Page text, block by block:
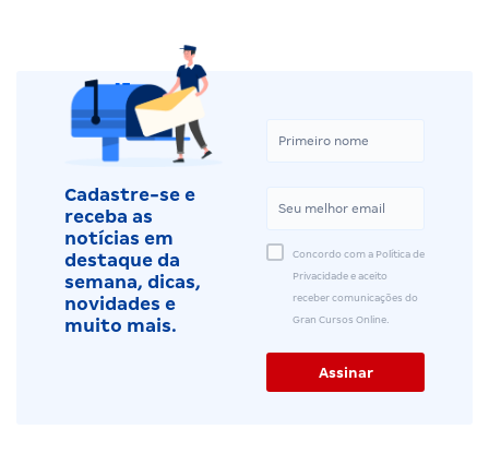
Cadastre-se e
receba as
notícias em
destaque da
semana, dicas,
novidades e
muito mais.
Concordo com a Política de
Privacidade e aceito
receber comunicações do
Gran Cursos Online.